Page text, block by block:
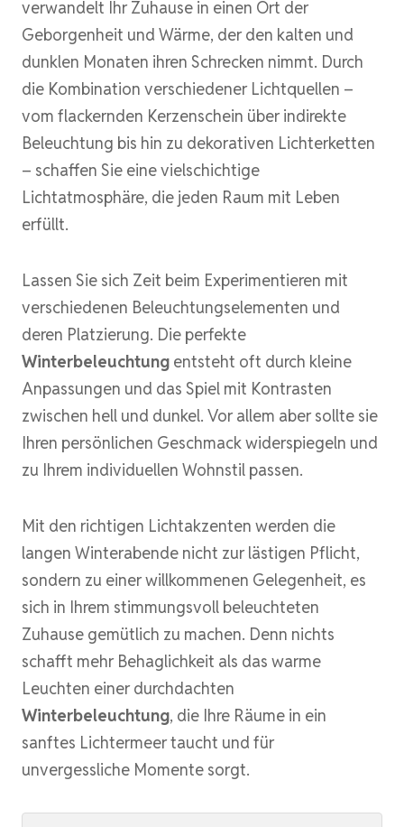
verwandelt Ihr Zuhause in einen Ort der
Geborgenheit und Wärme, der den kalten und
dunklen Monaten ihren Schrecken nimmt. Durch
die Kombination verschiedener Lichtquellen –
vom flackernden Kerzenschein über indirekte
Beleuchtung bis hin zu dekorativen Lichterketten
– schaffen Sie eine vielschichtige
Lichtatmosphäre, die jeden Raum mit Leben
erfüllt.
Lassen Sie sich Zeit beim Experimentieren mit
verschiedenen Beleuchtungselementen und
deren Platzierung. Die perfekte
Winterbeleuchtung entsteht oft durch kleine
Anpassungen und das Spiel mit Kontrasten
zwischen hell und dunkel. Vor allem aber sollte sie
Ihren persönlichen Geschmack widerspiegeln und
zu Ihrem individuellen Wohnstil passen.
Mit den richtigen Lichtakzenten werden die
langen Winterabende nicht zur lästigen Pflicht,
sondern zu einer willkommenen Gelegenheit, es
sich in Ihrem stimmungsvoll beleuchteten
Zuhause gemütlich zu machen. Denn nichts
schafft mehr Behaglichkeit als das warme
Leuchten einer durchdachten
Winterbeleuchtung, die Ihre Räume in ein
sanftes Lichtermeer taucht und für
unvergessliche Momente sorgt.